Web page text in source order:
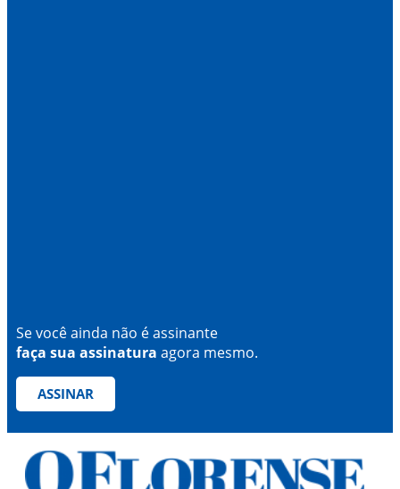
Se você ainda não é assinante
faça sua assinatura agora mesmo.
ASSINAR